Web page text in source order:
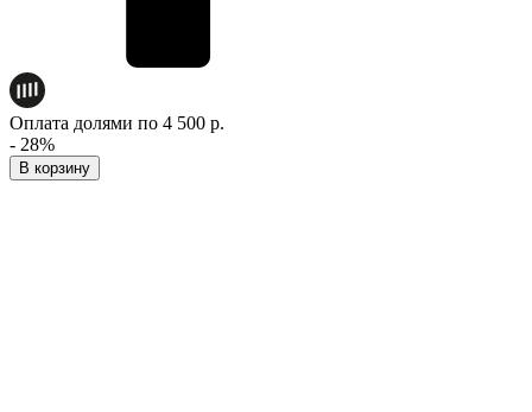
Оплата долями по 4 500 р.
- 28%
В корзину